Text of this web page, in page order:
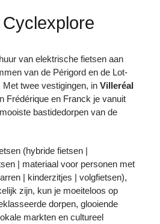
van elektrische fietsen aan
van de Périgord en de Lot-
twee vestigingen, in Villeréal
Frédérique en Franck je vanuit
bastidedorpen van de
(hybride fietsen |
| materiaal voor personen met
| kinderzitjes | volgfietsen),
zijn, kun je moeiteloos op
dorpen, glooiende
markten en cultureel